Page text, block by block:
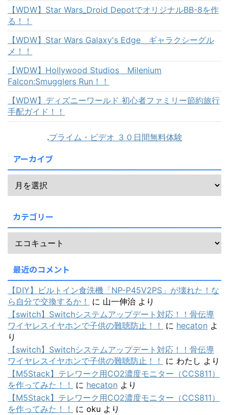
【WDW】Star Wars_Droid DepotでオリジナルBB-8を作
る！！
【WDW】Star Wars Galaxy's Edge ギャラクシーグル
メ！！
【WDW】Hollywood Studios Milenium
Falcon:Smugglers Run！！
【WDW】ディズニーワールド 初心者ファミリー節約旅行
手配ガイド！！
.プライム・ビデオ ３０日間無料体験
アーカイブ
カテゴリー
最近のコメント
【DIY】ビルトイン食洗機「NP-P45V2PS」が壊れた！な
ら自分で交換するか！
に 山一伸治 より
【switch】Switchシステムアップデート対応！！骨伝導
ワイヤレスイヤホンで子供の難聴防止！！
に hecaton よ
り
【switch】Switchシステムアップデート対応！！骨伝導
ワイヤレスイヤホンで子供の難聴防止！！
に わたし より
【M5Stack】テレワーク用CO2濃度モニター（CCS811）
を作ってみた！！
に hecaton より
【M5Stack】テレワーク用CO2濃度モニター（CCS811）
を作ってみた！！
に oku より